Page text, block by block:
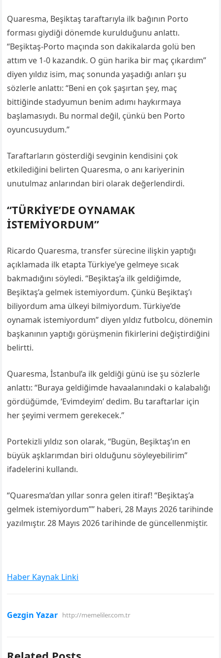
Quaresma, Beşiktaş taraftarıyla ilk bağının Porto
forması giydiği dönemde kurulduğunu anlattı.
“Beşiktaş-Porto maçında son dakikalarda golü ben
attım ve 1-0 kazandık. O gün harika bir maç çıkardım”
diyen yıldız isim, maç sonunda yaşadığı anları şu
sözlerle anlattı: “Beni en çok şaşırtan şey, maç
bittiğinde stadyumun benim adımı haykırmaya
başlamasıydı. Bu normal değil, çünkü ben Porto
oyuncusuydum.”
Taraftarların gösterdiği sevginin kendisini çok
etkilediğini belirten Quaresma, o anı kariyerinin
unutulmaz anlarından biri olarak değerlendirdi.
“TÜRKİYE’DE OYNAMAK
İSTEMİYORDUM”
Ricardo Quaresma, transfer sürecine ilişkin yaptığı
açıklamada ilk etapta Türkiye’ye gelmeye sıcak
bakmadığını söyledi. “Beşiktaş’a ilk geldiğimde,
Beşiktaş’a gelmek istemiyordum. Çünkü Beşiktaş’ı
biliyordum ama ülkeyi bilmiyordum. Türkiye’de
oynamak istemiyordum” diyen yıldız futbolcu, dönemin
başkanının yaptığı görüşmenin fikirlerini değiştirdiğini
belirtti.
Quaresma, İstanbul’a ilk geldiği günü ise şu sözlerle
anlattı: “Buraya geldiğimde havaalanındaki o kalabalığı
gördüğümde, ‘Evimdeyim’ dedim. Bu taraftarlar için
her şeyimi vermem gerekecek.”
Portekizli yıldız son olarak, “Bugün, Beşiktaş’ın en
büyük aşklarımdan biri olduğunu söyleyebilirim”
ifadelerini kullandı.
“Quaresma’dan yıllar sonra gelen itiraf! “Beşiktaş’a
gelmek istemiyordum”” haberi, 28 Mayıs 2026 tarihinde
yazılmıştır. 28 Mayıs 2026 tarihinde de güncellenmiştir.
Haber Kaynak Linki
Gezgin Yazar http://memeliler.com.tr